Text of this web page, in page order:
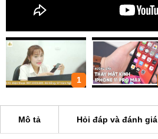
1
Mô tả Hỏi đáp và đánh giá